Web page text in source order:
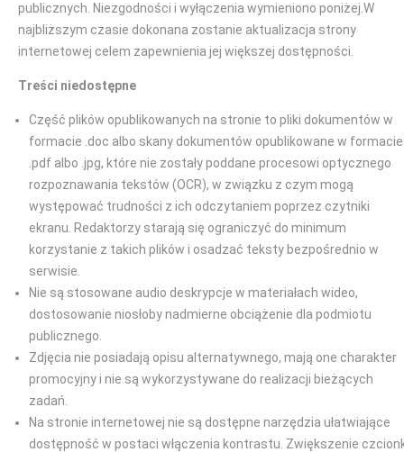
publicznych. Niezgodności i wyłączenia wymieniono poniżej.W
najbliższym czasie dokonana zostanie aktualizacja strony
internetowej celem zapewnienia jej większej dostępności.
Treści niedostępne
Część plików opublikowanych na stronie to pliki dokumentów w
formacie .doc albo skany dokumentów opublikowane w formacie
.pdf albo .jpg, które nie zostały poddane procesowi optycznego
rozpoznawania tekstów (OCR), w związku z czym mogą
występować trudności z ich odczytaniem poprzez czytniki
ekranu. Redaktorzy starają się ograniczyć do minimum
korzystanie z takich plików i osadzać teksty bezpośrednio w
serwisie.
Nie są stosowane audio deskrypcje w materiałach wideo,
dostosowanie niosłoby nadmierne obciążenie dla podmiotu
publicznego.
Zdjęcia nie posiadają opisu alternatywnego, mają one charakter
promocyjny i nie są wykorzystywane do realizacji bieżących
zadań.
Na stronie internetowej nie są dostępne narzędzia ułatwiające
dostępność w postaci włączenia kontrastu. Zwiększenie